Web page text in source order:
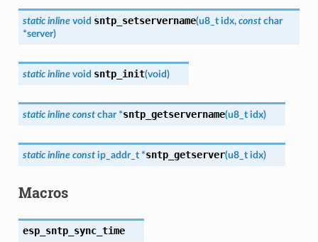
static inline void sntp_setservername(u8_t idx, const char
*server)
static inline void sntp_init(void)
static inline const char *sntp_getservername(u8_t idx)
static inline const ip_addr_t *sntp_getserver(u8_t idx)
Macros
esp_sntp_sync_time